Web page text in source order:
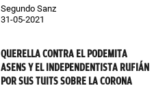
Segundo Sanz
31-05-2021
QUERELLA CONTRA EL PODEMITA
ASENS Y EL INDEPENDENTISTA RUFIÁN
POR SUS TUITS SOBRE LA CORONA